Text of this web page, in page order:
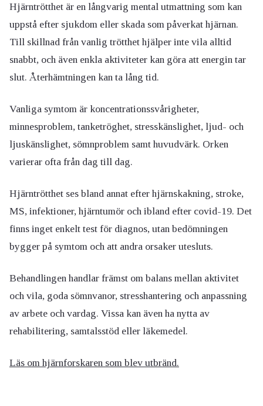
Hjärntrötthet är en långvarig mental utmattning som kan
uppstå efter sjukdom eller skada som påverkat hjärnan.
Till skillnad från vanlig trötthet hjälper inte vila alltid
snabbt, och även enkla aktiviteter kan göra att energin tar
slut. Återhämtningen kan ta lång tid.
Vanliga symtom är koncentrationssvårigheter,
minnesproblem, tanketröghet, stresskänslighet, ljud- och
ljuskänslighet, sömnproblem samt huvudvärk. Orken
varierar ofta från dag till dag.
Hjärntrötthet ses bland annat efter hjärnskakning, stroke,
MS, infektioner, hjärntumör och ibland efter covid-19. Det
finns inget enkelt test för diagnos, utan bedömningen
bygger på symtom och att andra orsaker utesluts.
Behandlingen handlar främst om balans mellan aktivitet
och vila, goda sömnvanor, stresshantering och anpassning
av arbete och vardag. Vissa kan även ha nytta av
rehabilitering, samtalsstöd eller läkemedel.
Läs om hjärnforskaren som blev utbränd.